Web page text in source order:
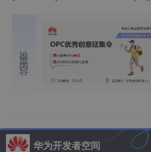
推荐内容
华为开发者空间